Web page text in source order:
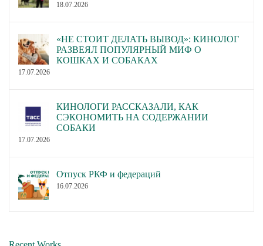
18.07.2026
«НЕ СТОИТ ДЕЛАТЬ ВЫВОД»: КИНОЛОГ
РАЗВЕЯЛ ПОПУЛЯРНЫЙ МИФ О
КОШКАХ И СОБАКАХ
17.07.2026
КИНОЛОГИ РАССКАЗАЛИ, КАК
СЭКОНОМИТЬ НА СОДЕРЖАНИИ
СОБАКИ
17.07.2026
Отпуск РКФ и федераций
16.07.2026